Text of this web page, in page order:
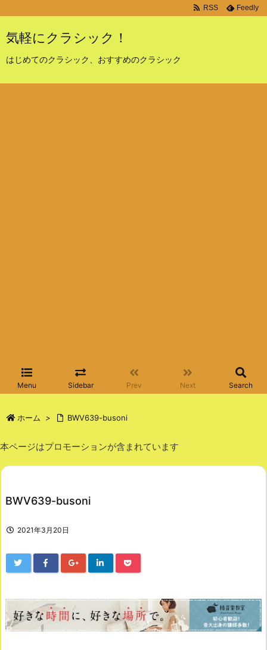
気軽にクラシック！
はじめてのクラシック、おすすめのクラシック
Menu Sidebar Prev Next Search
RSS Feedly
ホーム > BWV639-busoni
本ページはプロモーションが含まれています
BWV639-busoni
2021年3月20日